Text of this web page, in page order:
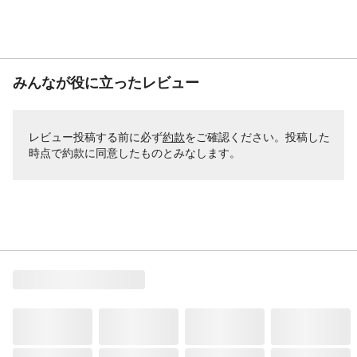
みんなが役に立ったレビュー
レビュー投稿する前に必ず約款をご確認ください。投稿した
時点で約款に同意したものとみなします。